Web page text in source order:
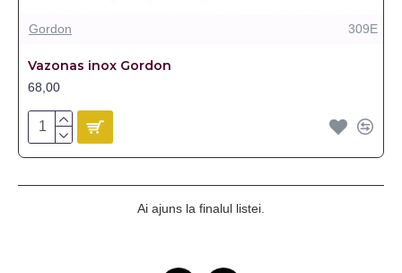
Gordon 309E
Vazonas inox Gordon
68,00
Ai ajuns la finalul listei.